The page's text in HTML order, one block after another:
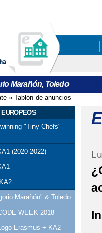
Marañón, Toledo
usted aquí
» Tablón de anuncios
"Tiny Chefs"
(2020-2022)
Marañón" & Toledo
WEEK 2018
Erasmus + KA2